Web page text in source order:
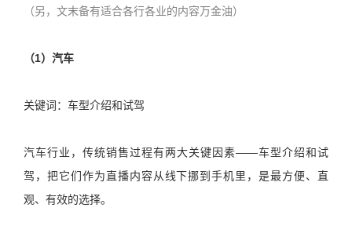
（另，文末备有适合各行各业的内容万金油）
（1）汽车
关键词：车型介绍和试驾
汽车行业，传统销售过程有两大关键因素——车型介绍和试
驾，把它们作为直播内容从线下挪到手机里，是最方便、直
观、有效的选择。